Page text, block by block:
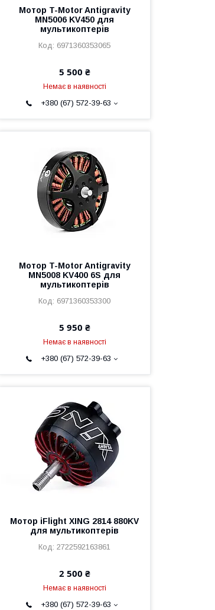
Мотор T-Motor Antigravity
MN5006 KV450 для
мультикоптерів
6971360353065
5 500 ₴
Немає в наявності
+380 (67) 572-39-63
Мотор T-Motor Antigravity
MN5008 KV400 6S для
мультикоптерів
6971360353300
5 950 ₴
Немає в наявності
+380 (67) 572-39-63
Мотор iFlight XING 2814 880KV
для мультикоптерів
2722592163861
2 500 ₴
Немає в наявності
+380 (67) 572-39-63